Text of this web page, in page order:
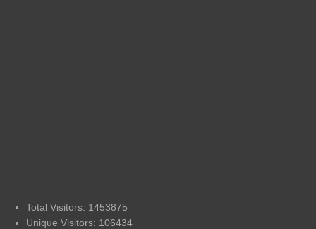
Total Visitors: 1453875
Unique Visitors: 106434